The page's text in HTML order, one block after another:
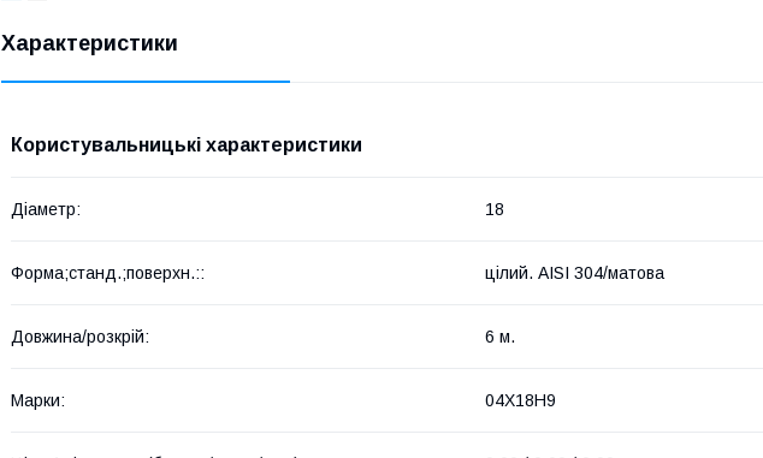
Характеристики
Користувальницькі характеристики
Діаметр: 18
Форма;станд.;поверхн.:: цілий. AISI 304/матова
Довжина/розкрій: 6 м.
Марки: 04X18H9